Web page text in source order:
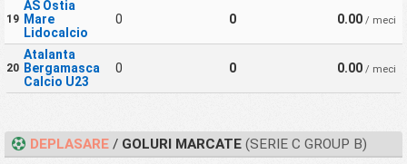
19
AS Ostia
Mare
Lidocalcio
0 0 0.00/ meci
20
Atalanta
Bergamasca
Calcio U23
0 0 0.00/ meci
DEPLASARE /GOLURI MARCATE(SERIE C GROUP B)